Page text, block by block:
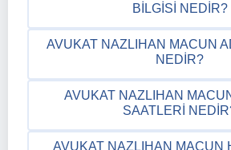
BILGISI NEDIR?
AVUKAT NAZLIHAN MACUN
NEDIR?
AVUKAT NAZLIHAN
SAATLERI
AVUKAT NAZLIHAN MACUN